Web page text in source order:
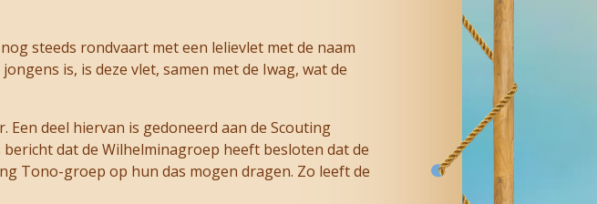
steeds rondvaart met een lelievlet met de naam
is, is deze vlet, samen met de Iwag, wat de
deel hiervan is gedoneerd aan de Scouting
dat de Wilhelminagroep heeft besloten dat de
Tono-groep op hun das mogen dragen. Zo leeft de